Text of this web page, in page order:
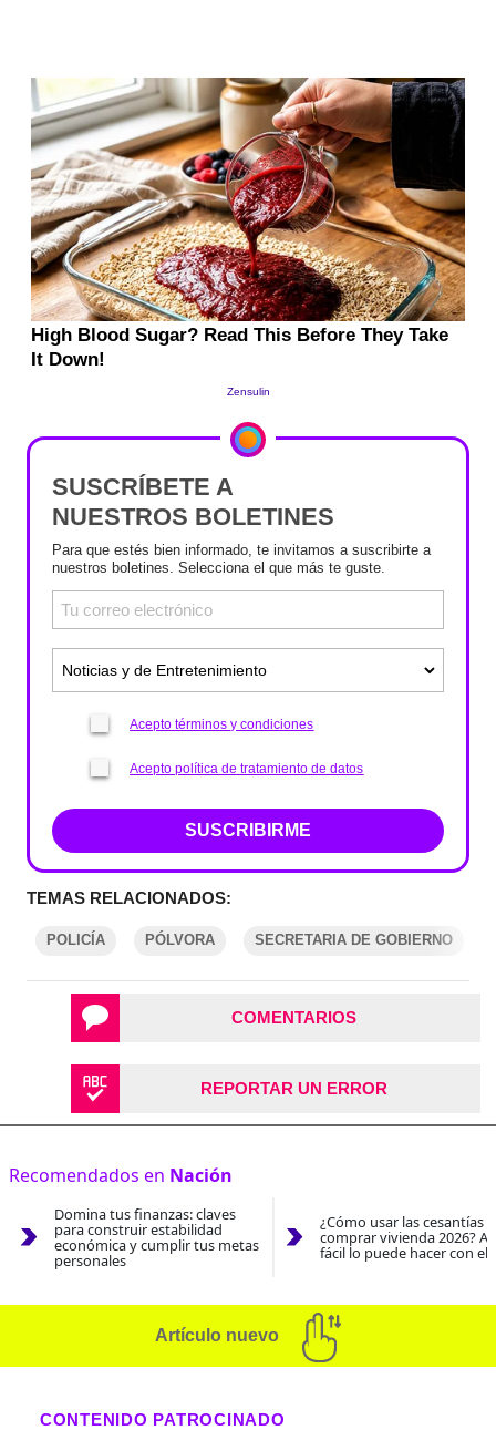
SUSCRÍBETE A
NUESTROS BOLETINES
Para que estés bien informado, te invitamos a suscribirte a
nuestros boletines. Selecciona el que más te guste.
Acepto términos y condiciones
Acepto política de tratamiento de datos
SUSCRIBIRME
TEMAS RELACIONADOS:
POLICÍA PÓLVORA SECRETARIA DE GOBIERNO
COMENTARIOS
REPORTAR UN ERROR
Recomendados en Nación
Domina tus finanzas: claves
para construir estabilidad
económica y cumplir tus metas
personales
¿Cómo usar las cesantías
comprar vivienda 2026?
fácil lo puede hacer con el
Artículo nuevo
CONTENIDO PATROCINADO